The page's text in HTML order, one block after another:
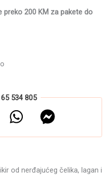
preko 200 KM za pakete do
534 805
od nerđajućeg čelika, lagan i